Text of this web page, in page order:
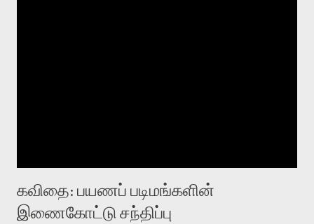
கவிதை: பயணப் படிமங்களின்
இணைகோட்டு சந்திப்பு